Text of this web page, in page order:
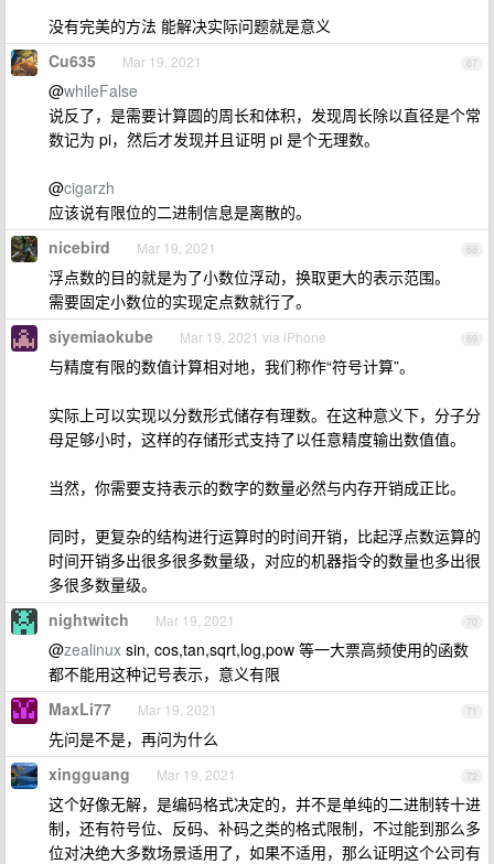
没有完美的方法 能解决实际问题就是意义
67
Cu635 Mar 19, 2021
@whileFalse
说反了，是需要计算圆的周长和体积，发现周长除以直径是个常
数记为 pi，然后才发现并且证明 pi 是个无理数。
@cigarzh
应该说有限位的二进制信息是离散的。
68
nicebird Mar 19, 2021
浮点数的目的就是为了小数位浮动，换取更大的表示范围。
需要固定小数位的实现定点数就行了。
69
siyemiaokube Mar 19, 2021 via iPhone
与精度有限的数值计算相对地，我们称作“符号计算”。
实际上可以实现以分数形式储存有理数。在这种意义下，分子分
母足够小时，这样的存储形式支持了以任意精度输出数值值。
当然，你需要支持表示的数字的数量必然与内存开销成正比。
同时，更复杂的结构进行运算时的时间开销，比起浮点数运算的
时间开销多出很多很多数量级，对应的机器指令的数量也多出很
多很多数量级。
70
nightwitch Mar 19, 2021
@zealinux sin, cos,tan,sqrt,log,pow 等一大票高频使用的函数
都不能用这种记号表示，意义有限
71
MaxLi77 Mar 19, 2021
先问是不是，再问为什么
72
xingguang Mar 19, 2021
这个好像无解，是编码格式决定的，并不是单纯的二进制转十进
制，还有符号位、反码、补码之类的格式限制，不过能到那么多
位对决绝大多数场景适用了，如果不适用，那么证明这个公司有